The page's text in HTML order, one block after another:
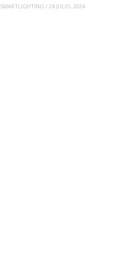
SMARTLIGHTING / 24 JULIO, 2024